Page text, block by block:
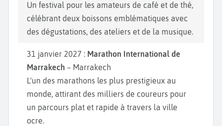
Un festival pour les amateurs de café et de thé,
célébrant deux boissons emblématiques avec
des dégustations, des ateliers et de la musique.
31 janvier 2027 : Marathon International de
Marrakech – Marrakech
L'un des marathons les plus prestigieux au
monde, attirant des milliers de coureurs pour
un parcours plat et rapide à travers la ville
ocre.